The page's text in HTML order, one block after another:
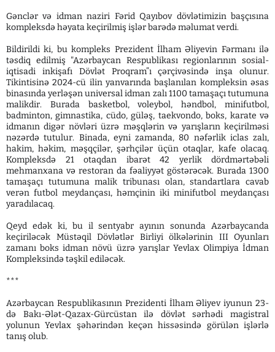
Gənclər və idman naziri Fərid Qayıbov dövlətimizin başçısına
kompleksdə həyata keçirilmiş işlər barədə məlumat verdi.
Bildirildi ki, bu kompleks Prezident İlham Əliyevin Fərmanı ilə
təsdiq edilmiş "Azərbaycan Respublikası regionlarının sosial-
iqtisadi inkişafı Dövlət Proqram”ı çərçivəsində inşa olunur.
Tikintisinə 2024-cü ilin yanvarında başlanılan kompleksin əsas
binasında yerləşən universal idman zalı 1100 tamaşaçı tutumuna
malikdir. Burada basketbol, voleybol, həndbol, minifutbol,
badminton, gimnastika, cüdo, güləş, taekvondo, boks, karate və
idmanın digər növləri üzrə məşqlərin və yarışların keçirilməsi
nəzərdə tutulur. Binada, eyni zamanda, 80 nəfərlik iclas zalı,
hakim, həkim, məşqçilər, şərhçilər üçün otaqlar, kafe olacaq.
Kompleksdə 21 otaqdan ibarət 42 yerlik dördmərtəbəli
mehmanxana və restoran da fəaliyyət göstərəcək. Burada 1300
tamaşaçı tutumuna malik tribunası olan, standartlara cavab
verən futbol meydançası, həmçinin iki minifutbol meydançası
yaradılacaq.
Qeyd edək ki, bu il sentyabr ayının sonunda Azərbaycanda
keçiriləcək Müstəqil Dövlətlər Birliyi ölkələrinin III Oyunları
zamanı boks idman növü üzrə yarışlar Yevlax Olimpiya İdman
Kompleksində təşkil ediləcək.
***
Azərbaycan Respublikasının Prezidenti İlham Əliyev iyunun 23-
də Bakı-Ələt-Qazax-Gürcüstan ilə dövlət sərhədi magistral
yolunun Yevlax şəhərindən keçən hissəsində görülən işlərlə
tanış olub.